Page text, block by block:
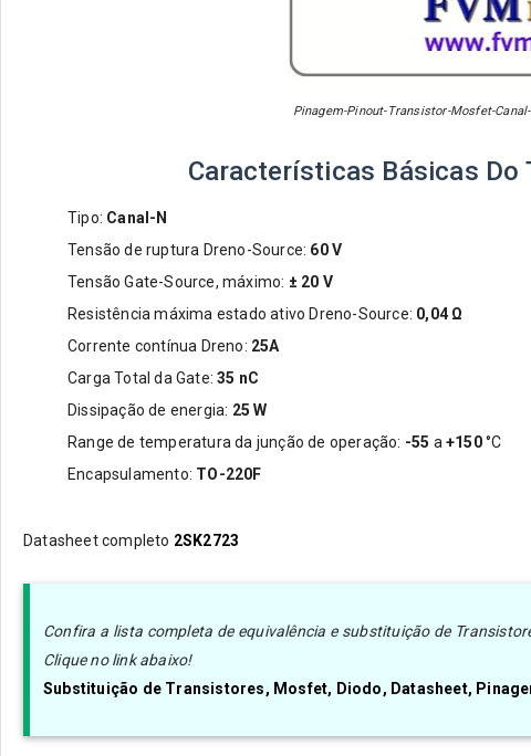
Pinagem-Pinout-Transistor-Mosfet-
Características Básicas
Tipo: Canal-N
Tensão de ruptura Dreno-Source: 60 V
Tensão Gate-Source, máximo: ± 20 V
Resistência máxima estado ativo Dreno-Source: 0,04 Ω
Corrente contínua Dreno: 25A
Carga Total da Gate:35 nC
Dissipação de energia: 25 W
Range de temperatura da junção de operação: -55 a +150°C
Encapsulamento: TO-220F
Datasheet completo 2SK2723
Confira a lista completa de equivalência e substituição de
Clique no link abaixo!
Substituição de Transistores, Mosfet, Diodo, Datasheet,